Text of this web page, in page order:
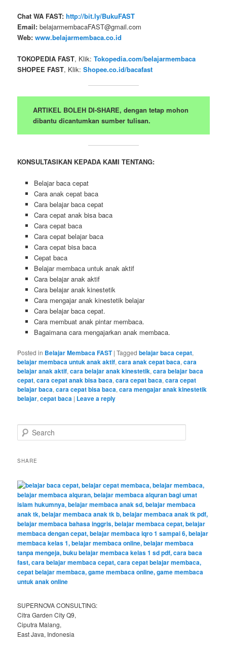
Chat WA FAST: http://bit.ly/BukuFAST
Email: belajarmembacaFAST@gmail.com
Web: www.belajarmembaca.co.id
TOKOPEDIA FAST, Klik:Tokopedia.com/belajarmembaca
SHOPEE FAST, Klik:Shopee.co.id/bacafast
ARTIKEL BOLEH DI-SHARE, dengan tetap mohon
dibantu dicantumkan sumber tulisan.
KONSULTASIKAN KEPADA KAMI TENTANG:
Belajar baca cepat
Cara anak cepat baca
Cara belajar baca cepat
Cara cepat anak bisa baca
Cara cepat baca
Cara cepat belajar baca
Cara cepat bisa baca
Cepat baca
Belajar membaca untuk anak aktif
Cara belajar anak aktif
Cara belajar anak kinestetik
Cara mengajar anak kinestetik belajar
Cara belajar baca cepat.
Cara membuat anak pintar membaca.
Bagaimana cara mengajarkan anak membaca.
Posted in Belajar Membaca FAST |Tagged belajar baca cepat,
belajar membaca untuk anak aktif,cara anak cepat baca,cara
belajar anak aktif,cara belajar anak kinestetik,cara belajar baca
cepat,cara cepat anak bisa baca,cara cepat baca,cara cepat
belajar baca,cara cepat bisa baca,cara mengajar anak kinestetik
belajar,cepat baca | Leave a reply
e
rSHARE
SUPERNOVA CONSULTING:
Citra Garden City Q9,
Ciputra Malang,
East Java, Indonesia